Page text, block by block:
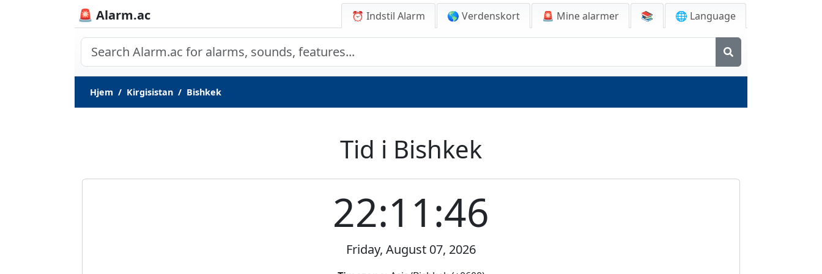
🚨 Alarm.ac ⏰ Indstil Alarm 🌎 Verdenskort 🚨 Mine alarmer 📚 🌐 Language
Hjem Kirgisistan Bishkek
Tid i Bishkek
22:11:46
Friday, August 07, 2026